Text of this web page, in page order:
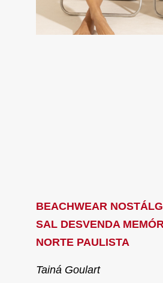
BEACHWEAR
SAL DESVENDA
NORTE PAULISTA
Tainá Goulart